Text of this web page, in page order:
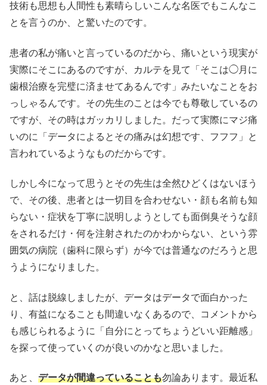
技術も思想も人間性も素晴らしいこんな名医でもこんなこ
とを言うのか、と驚いたのです。
患者の私が痛いと言っているのだから、痛いという現実が
実際にそこにあるのですが、カルテを見て「そこは◯月に
歯根治療を完璧に済ませてあるんです」みたいなことをお
っしゃるんです。その先生のことは今でも尊敬しているの
ですが、その時はガッカリしました。だって実際にマジ痛
いのに「データによるとその痛みは幻想です、フフフ」と
言われているようなものだからです。
しかし今になって思うとその先生は全然ひどくはないほう
で、その後、患者とは一切目を合わせない・顔も名前も知
らない・症状を丁寧に説明しようとしても面倒臭そうな顔
をされるだけ・何を注射されたのかわからない、という雰
囲気の病院（歯科に限らず）が今では普通なのだろうと思
うようになりました。
と、話は脱線しましたが、データはデータで面白かった
り、有益になることも間違いなくあるので、コメントから
も感じられるように「自分にとってちょうどいい距離感」
を探って使っていくのが良いのかなと思いました。
あと、 データが間違っていることも勿論あります。最近私